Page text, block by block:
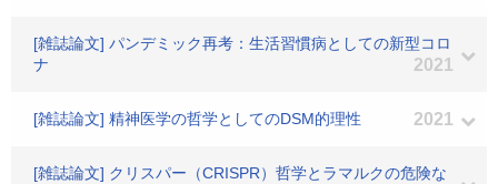
[雑誌論文] パンデミック再考：生活習慣病としての新型コロ
ナ
2021
[雑誌論文] 精神医学の哲学としてのDSM的理性 2021
[雑誌論文] クリスパー（CRISPR）哲学とラマルクの危険な